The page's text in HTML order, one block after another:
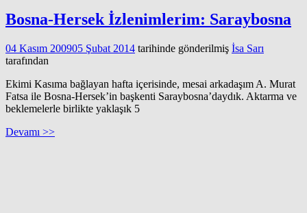
Bosna-Hersek İzlenimlerim: Saraybosna
04 Kasım 200905 Şubat 2014 tarihinde gönderilmiş İsa Sarı
tarafından
Ekimi Kasıma bağlayan hafta içerisinde, mesai arkadaşım A. Murat
Fatsa ile Bosna-Hersek’in başkenti Saraybosna’daydık. Aktarma ve
beklemelerle birlikte yaklaşık 5
Devamı >>